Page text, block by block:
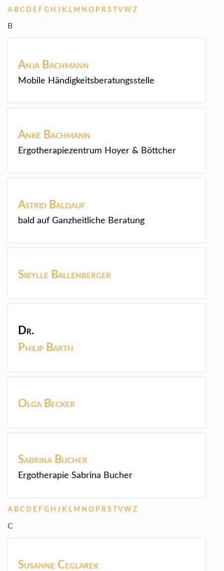
A B C D E F G H J K L M N O P R S TV W Z
B
Anja Bachmann
Mobile Händigkeitsberatungsstelle
Anke Bachmann
Ergotherapiezentrum Hoyer & Böttcher
Astrid Baldauf
bald auf Ganzheitliche Beratung
Sibylle Ballenberger
Dr.
Philip Barth
Olga Becker
Sabrina Bucher
Ergotherapie Sabrina Bucher
A B C D E F G H J K L M N O P R S V W Z
C
Susanne Ceglarek